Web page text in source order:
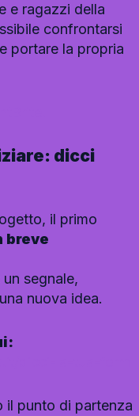
e ragazzi della
confrontarsi
portare la propria
dicci
il primo
breve
segnale,
nuova idea.
il punto di partenza